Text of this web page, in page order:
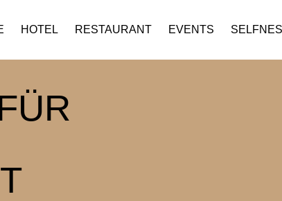
HOTEL RESTAURANT EVENTS